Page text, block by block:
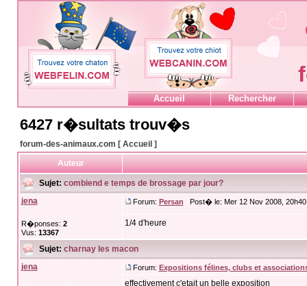
Accueil Rechercher
6427 r�sultats trouv�s
forum-des-animaux.com [ Accueil ]
Auteur
Sujet: combiend e temps de brossage par jour?
jena
R�ponses: 2
Vus: 13367
Forum: Persan Post� le: Mer 12 Nov 2008,
1/4 d'heure
Sujet: charnay les macon
jena
Forum: Expositions félines, clubs et
effectivement c'etait un belle exposition